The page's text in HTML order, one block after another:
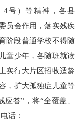
4号）等精神，各县
员会作用，落实残疾
阶段普通学校不得随
童少年，各随班就读
实行大片区招收适龄
，扩大孤独症儿童等
答”，将“全覆盖、
话：